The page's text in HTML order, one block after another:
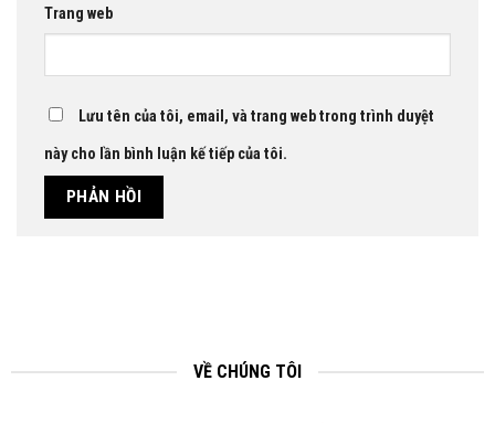
Trang web
Lưu tên của tôi, email, và trang web trong trình duyệt
này cho lần bình luận kế tiếp của tôi.
VỀ CHÚNG TÔI